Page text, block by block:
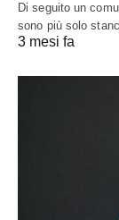
Di seguito un
sono più solo
3 mesi fa